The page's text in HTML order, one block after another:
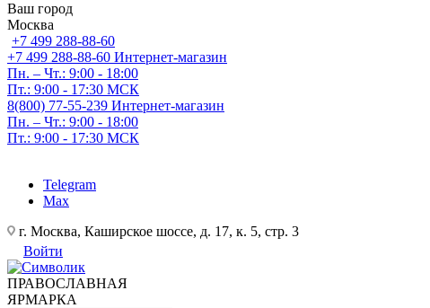
Ваш город
Москва
+7 499 288-88-60
+7 499 288-88-60 Интернет-магазин
Пн. – Чт.: 9:00 - 18:00
Пт.: 9:00 - 17:30 МСК
8(800) 77-55-239 Интернет-магазин
Пн. – Чт.: 9:00 - 18:00
Пт.: 9:00 - 17:30 МСК
Telegram
Max
г. Москва, Каширское шоссе, д. 17, к. 5, стр. 3
Войти
ПРАВОСЛАВНАЯ
ЯРМАРКА